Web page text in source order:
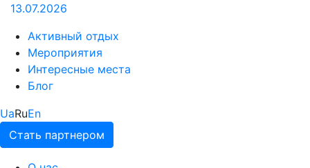
13.07.2026
Активный отдых
Мероприятия
Интересные места
Блог
UaRuEn
Стать партнером